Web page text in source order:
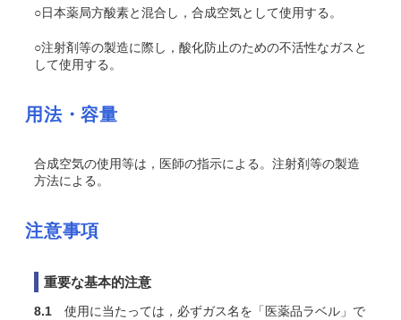
○日本薬局方酸素と混合し，合成空気として使用する。
○注射剤等の製造に際し，酸化防止のための不活性なガスと
して使用する。
用法・容量
合成空気の使用等は，医師の指示による。注射剤等の製造
方法による。
注意事項
重要な基本的注意
8.1 使用に当たっては，必ずガス名を「医薬品ラベル」で